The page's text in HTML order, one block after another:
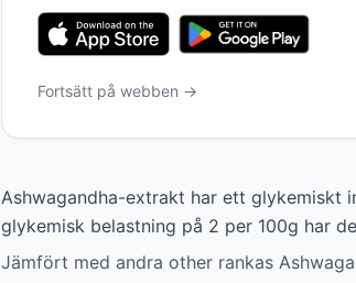
Fortsätt på webben →
Ashwagandha-extrakt har ett glykemiskt
glykemisk belastning på 2 per 100g har
Jämfört med andra other rankas